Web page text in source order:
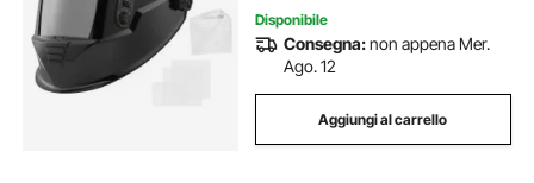
Disponibile
Consegna:non appena Mer.
Ago. 12
Aggiungi al carrello